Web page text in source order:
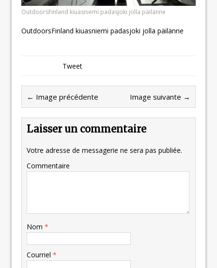
OutdoorsFinland kiuasniemi padasjoki jolla päilänne
OutdoorsFinland kiuasniemi padasjoki jolla päilänne
Tweet
← Image précédente Image suivante →
Laisser un commentaire
Votre adresse de messagerie ne sera pas publiée.
Commentaire
Nom *
Courriel *